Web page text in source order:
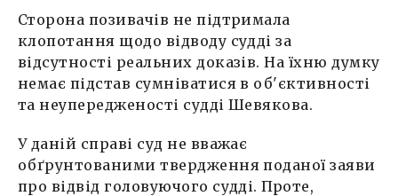
Сторона позивачів не підтримала
клопотання щодо відводу судді за
відсутності реальних доказів. На їхню думку
немає підстав сумніватися в об'єктивності
та неупередженості судді Шевякова.
У даній справі суд не вважає
обґрунтованими твердження поданої заяви
про відвід головуючого судді. Проте,